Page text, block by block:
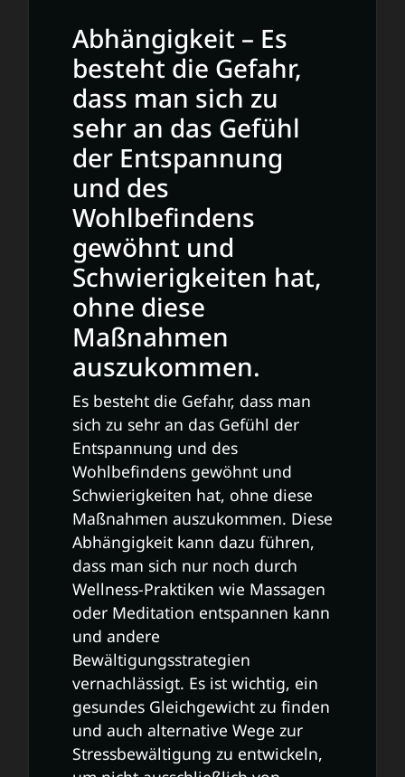
Abhängigkeit – Es
besteht die Gefahr,
dass man sich zu
sehr an das Gefühl
der Entspannung
und des
Wohlbefindens
gewöhnt und
Schwierigkeiten hat,
ohne diese
Maßnahmen
auszukommen.
Es besteht die Gefahr, dass man
sich zu sehr an das Gefühl der
Entspannung und des
Wohlbefindens gewöhnt und
Schwierigkeiten hat, ohne diese
Maßnahmen auszukommen. Diese
Abhängigkeit kann dazu führen,
dass man sich nur noch durch
Wellness-Praktiken wie Massagen
oder Meditation entspannen kann
und andere
Bewältigungsstrategien
vernachlässigt. Es ist wichtig, ein
gesundes Gleichgewicht zu finden
und auch alternative Wege zur
Stressbewältigung zu entwickeln,